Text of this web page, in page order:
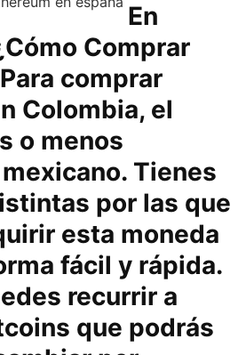
En
Comprar
comprar
Colombia, el
o menos
Tienes
por las que
esta moneda
fácil y rápida.
recurrir a
que podrás